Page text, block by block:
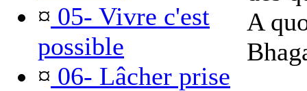
¤ 05- Vivre c'est
possible
¤ 06- Lâcher prise
A